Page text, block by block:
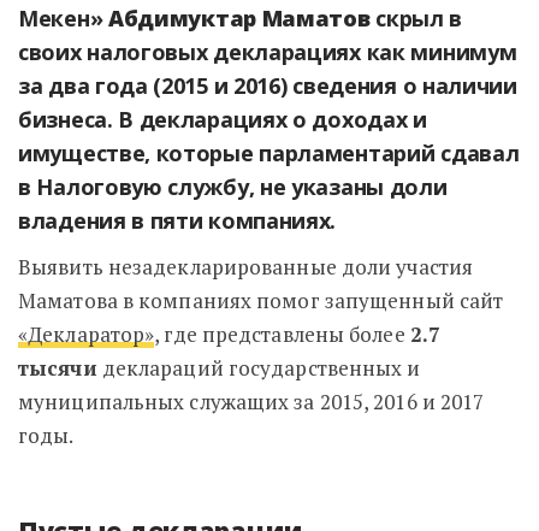
Мекен»Абдимуктар Маматовскрыл в
своих налоговых декларациях как минимум
за два года (2015 и 2016) сведения о наличии
бизнеса. В декларациях о доходах и
имуществе, которые парламентарий сдавал
в Налоговую службу, не указаны доли
владения в пяти компаниях.
Выявить незадекларированные доли участия
Маматова в компаниях помог запущенный сайт
«Декларатор», где представлены более 2.7
тысячи деклараций государственных и
муниципальных служащих за 2015, 2016 и 2017
годы.